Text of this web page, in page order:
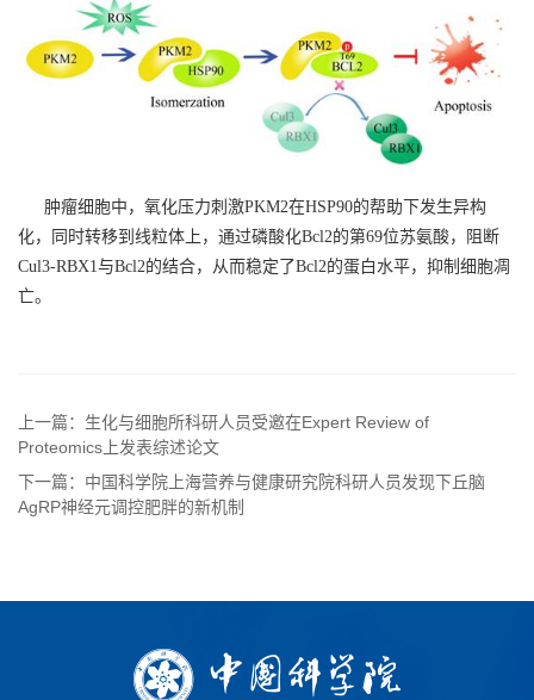
肿瘤细胞中，氧化压力刺激PKM2在HSP90的帮助下发生异构
化，同时转移到线粒体上，通过磷酸化Bcl2的第69位苏氨酸，阻断
Cul3-RBX1与Bcl2的结合，从而稳定了Bcl2的蛋白水平，抑制细胞凋
亡。
上一篇：生化与细胞所科研人员受邀在Expert Review of
Proteomics上发表综述论文
下一篇：中国科学院上海营养与健康研究院科研人员发现下丘脑
AgRP神经元调控肥胖的新机制